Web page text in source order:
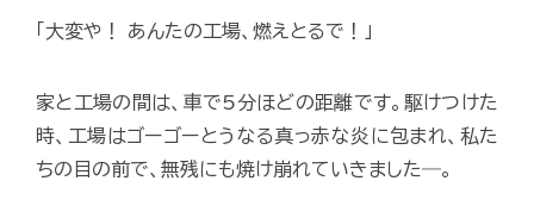
「大変や！ あんたの工場、燃えとるで！」
家と工場の間は、車で5分ほどの距離です。駆けつけた
時、工場はゴーゴーとうなる真っ赤な炎に包まれ、私た
ちの目の前で、無残にも焼け崩れていきました―。